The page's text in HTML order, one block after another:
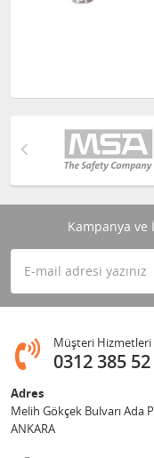
Kampanya
Müşteri Hizmetleri
0312 385 52
Adres
Melih Gökçek Bulvarı Ada
ANKARA